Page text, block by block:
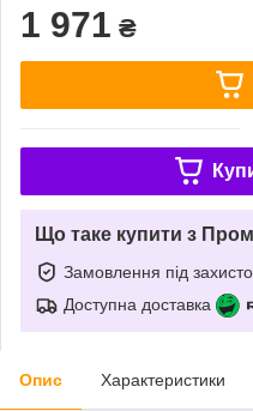
1 971 ₴
Що таке купити з
Замовлення під
Доступна доставка
Опис Характеристики